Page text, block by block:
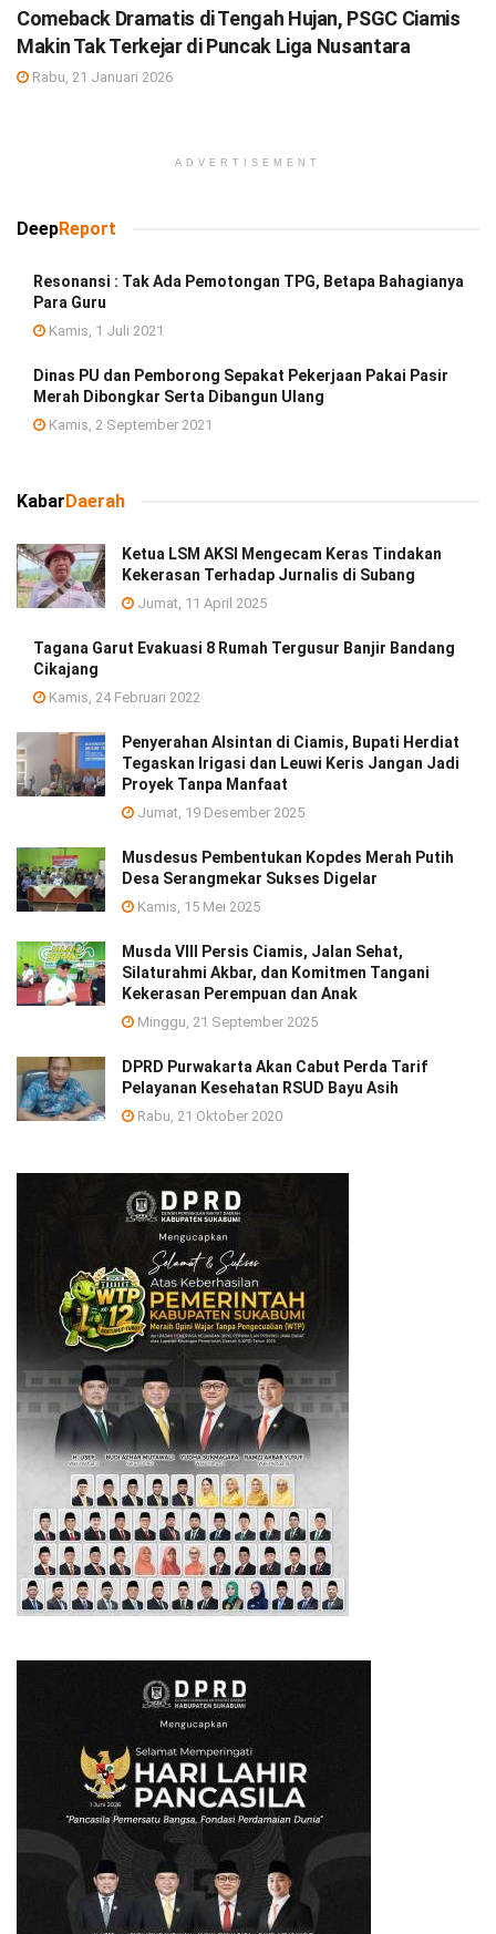
Comeback Dramatis di Tengah Hujan, PSGC Ciamis
Makin Tak Terkejar di Puncak Liga Nusantara
Rabu, 21 Januari 2026
ADVERTISEMENT
DeepReport
Resonansi : Tak Ada Pemotongan TPG, Betapa Bahagianya
Para Guru
Kamis, 1 Juli 2021
Dinas PU dan Pemborong Sepakat Pekerjaan Pakai Pasir
Merah Dibongkar Serta Dibangun Ulang
Kamis, 2 September 2021
Kabar Daerah
Ketua LSM AKSI Mengecam Keras Tindakan
Kekerasan Terhadap Jurnalis di Subang
Jumat, 11 April 2025
Tagana Garut Evakuasi 8 Rumah Tergusur Banjir Bandang
Cikajang
Kamis, 24 Februari 2022
Penyerahan Alsintan di Ciamis, Bupati Herdiat
Tegaskan Irigasi dan Leuwi Keris Jangan Jadi
Proyek Tanpa Manfaat
Jumat, 19 Desember 2025
Musdesus Pembentukan Kopdes Merah Putih
Desa Serangmekar Sukses Digelar
Kamis, 15 Mei 2025
Musda VIII Persis Ciamis, Jalan Sehat,
Silaturahmi Akbar, dan Komitmen Tangani
Kekerasan Perempuan dan Anak
Minggu, 21 September 2025
DPRD Purwakarta Akan Cabut Perda Tarif
Pelayanan Kesehatan RSUD Bayu Asih
Rabu, 21 Oktober 2020